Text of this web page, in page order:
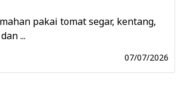
pakai tomat segar, kentang,
...
07/07/2026